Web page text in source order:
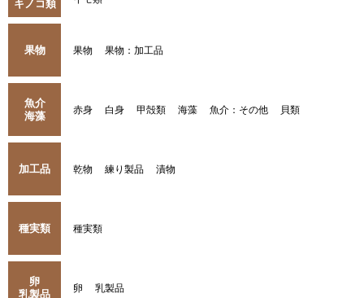
キノコ類
果物 果物 果物：加工品
魚介
海藻
赤身 白身 甲殻類 海藻 魚介：その他 貝類
加工品 乾物 練り製品 漬物
種実類 種実類
卵
乳製品
卵 乳製品